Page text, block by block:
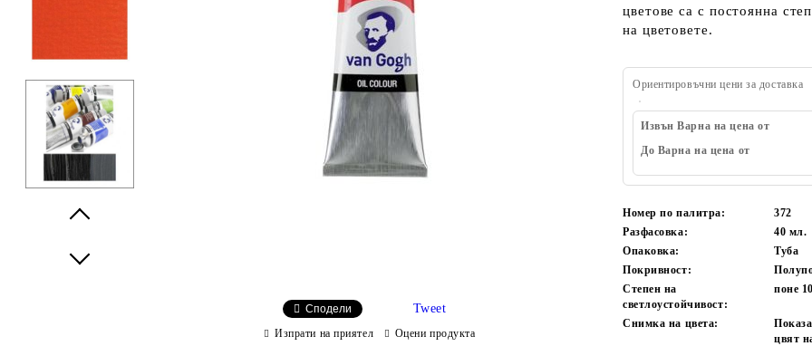
цветове са с постоянна
на цветовете.
Ориентировъчни цени за доставка
Извън Варна на цена от
До Варна на цена от
Номер по палитра:
372
Разфасовка:
40 мл.
Опаковка:
Туба
Покривност:
Степен на
светлоустойчивост:
поне
Снимка на цвета:
цвят
Сподели Tweet
Изпрати на приятел Оцени продукта